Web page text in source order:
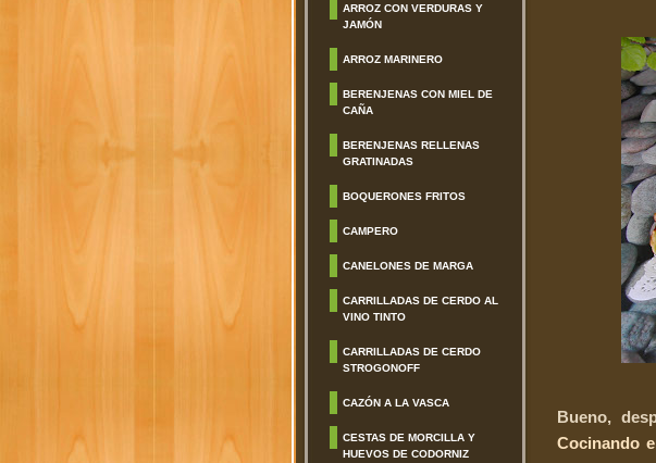
ARROZ CON VERDURAS Y
JAMÓN
ARROZ MARINERO
BERENJENAS CON MIEL DE
CAÑA
BERENJENAS RELLENAS
GRATINADAS
BOQUERONES FRITOS
CAMPERO
CANELONES DE MARGA
CARRILLADAS DE CERDO AL
VINO TINTO
CARRILLADAS DE CERDO
STROGONOFF
CAZÓN A LA VASCA
CESTAS DE MORCILLA Y
HUEVOS DE CODORNIZ
Bueno,
Cocinando